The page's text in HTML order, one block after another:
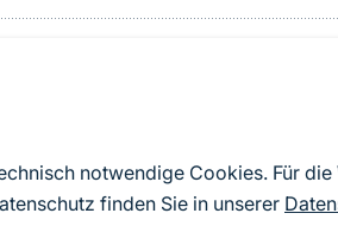
notwendige Cookies. Für
finden Sie in unserer